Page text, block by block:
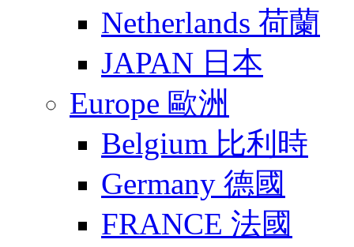
Netherlands 荷蘭
JAPAN 日本
Europe 歐洲
Belgium 比利時
Germany 德國
FRANCE 法國